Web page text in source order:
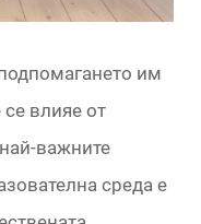
им
влияе от
важните
среда е